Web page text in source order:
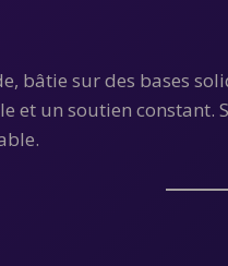
bâtie sur des bases
et un soutien constant.